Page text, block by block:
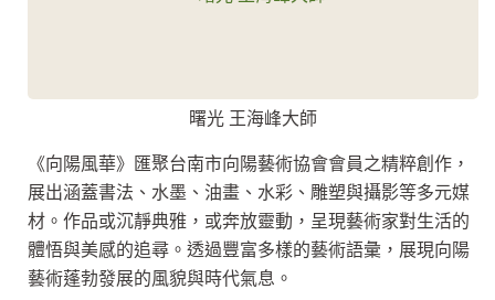
曙光 王海峰大師
《向陽風華》匯聚台南市向陽藝術協會會員之精粹創作，
展出涵蓋書法、水墨、油畫、水彩、雕塑與攝影等多元媒
材。作品或沉靜典雅，或奔放靈動，呈現藝術家對生活的
體悟與美感的追尋。透過豐富多樣的藝術語彙，展現向陽
藝術蓬勃發展的風貌與時代氣息。